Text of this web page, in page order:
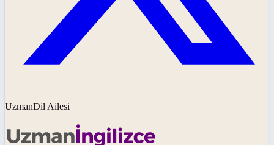
UzmanDil Ailesi